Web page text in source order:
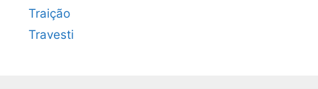
Traição
Travesti